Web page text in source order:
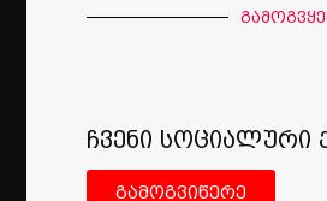
ჩვენი სოციალური
გამოგვიწერე